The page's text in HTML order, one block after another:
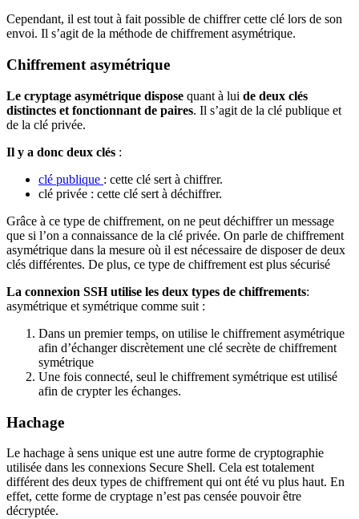
Cependant, il est tout à fait possible de chiffrer cette clé lors de son
envoi. Il s’agit de la méthode de chiffrement asymétrique.
Chiffrement asymétrique
Le cryptage asymétrique dispose quant à lui de deux clés
distinctes et fonctionnant de paires. Il s’agit de la clé publique et
de la clé privée.
Il y a donc deux clés :
clé publique : cette clé sert à chiffrer.
clé privée : cette clé sert à déchiffrer.
Grâce à ce type de chiffrement, on ne peut déchiffrer un message
que si l’on a connaissance de la clé privée. On parle de chiffrement
asymétrique dans la mesure où il est nécessaire de disposer de deux
clés différentes. De plus, ce type de chiffrement est plus sécurisé
La connexion SSH utilise les deux types de chiffrements:
asymétrique et symétrique comme suit :
Dans un premier temps, on utilise le chiffrement asymétrique
afin d’échanger discrètement une clé secrète de chiffrement
symétrique
Une fois connecté, seul le chiffrement symétrique est utilisé
afin de crypter les échanges.
Hachage
Le hachage à sens unique est une autre forme de cryptographie
utilisée dans les connexions Secure Shell. Cela est totalement
différent des deux types de chiffrement qui ont été vu plus haut. En
effet, cette forme de cryptage n’est pas censée pouvoir être
décryptée.